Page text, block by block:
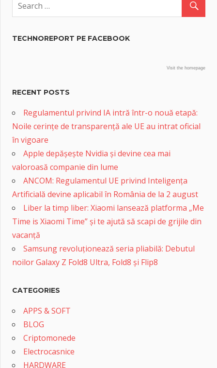
TECHNOREPORT PE FACEBOOK
Visit the homepage
RECENT POSTS
Regulamentul privind IA intră într-o nouă etapă:
Noile cerințe de transparență ale UE au intrat oficial
în vigoare
Apple depășește Nvidia și devine cea mai
valoroasă companie din lume
ANCOM: Regulamentul UE privind Inteligența
Artificială devine aplicabil în România de la 2 august
Liber la timp liber: Xiaomi lansează platforma „Me
Time is Xiaomi Time” și te ajută să scapi de grijile din
vacanță
Samsung revoluționează seria pliabilă: Debutul
noilor Galaxy Z Fold8 Ultra, Fold8 și Flip8
CATEGORIES
APPS & SOFT
BLOG
Criptomonede
Electrocasnice
HARDWARE